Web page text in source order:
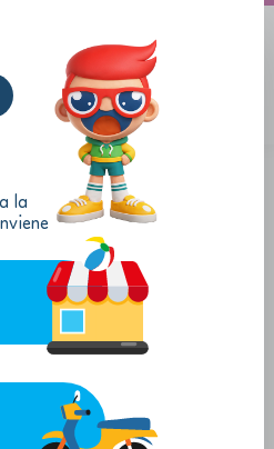
la